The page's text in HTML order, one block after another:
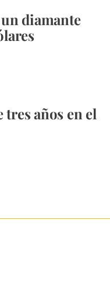
diamante
años en el